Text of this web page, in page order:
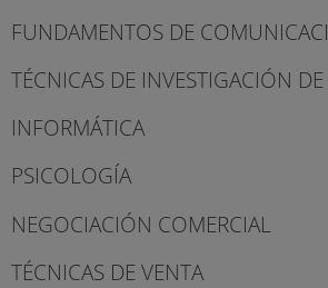
FUNDAMENTOS DE
TÉCNICAS DE INVESTIGACIÓN
INFORMÁTICA
PSICOLOGÍA
NEGOCIACIÓN COMERCIAL
TÉCNICAS DE VENTA